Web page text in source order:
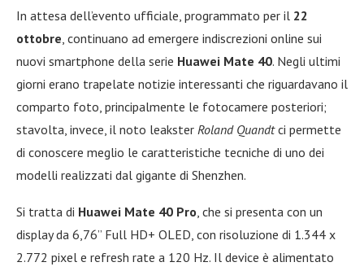
In attesa dell’evento ufficiale, programmato per il 22
ottobre, continuano ad emergere indiscrezioni online sui
nuovi smartphone della serie Huawei Mate 40. Negli ultimi
giorni erano trapelate notizie interessanti che riguardavano il
comparto foto, principalmente le fotocamere posteriori;
stavolta, invece, il noto leakster Roland Quandtci permette
di conoscere meglio le caratteristiche tecniche di uno dei
modelli realizzati dal gigante di Shenzhen.
Si tratta di Huawei Mate 40 Pro, che si presenta con un
display da 6,76” Full HD+ OLED, con risoluzione di 1.344 x
2.772 pixel e refresh rate a 120 Hz. Il device è alimentato